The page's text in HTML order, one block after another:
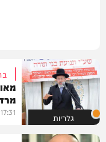
גלריות 17:31